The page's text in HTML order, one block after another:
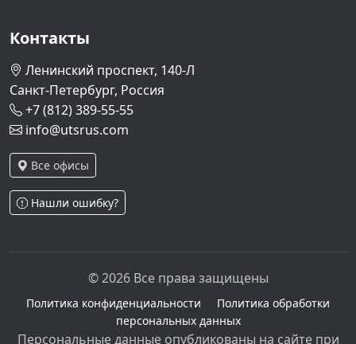
Контакты
Ленинский проспект, 140-Л
Санкт-Петербург, Россия
+7 (812) 389-55-55
info@utsrus.com
Все офисы
Нашли ошибку?
© 2026 Все права защищены
Политика конфиденциальности
Политика обработки
персональных данных
Персональные данные опубликованы на сайте при